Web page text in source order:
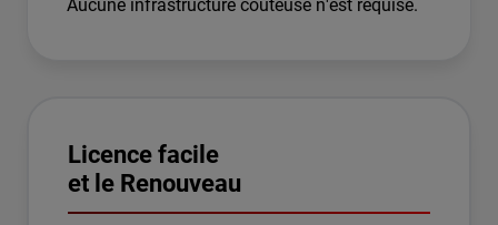
Aucune infrastructure coûteuse n'est requise.
Licence facile
et le Renouveau